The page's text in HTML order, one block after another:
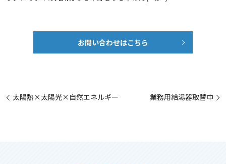
お問い合わせはこちら
太陽熱×太陽光×自然エネルギー 業務用給湯器取替中